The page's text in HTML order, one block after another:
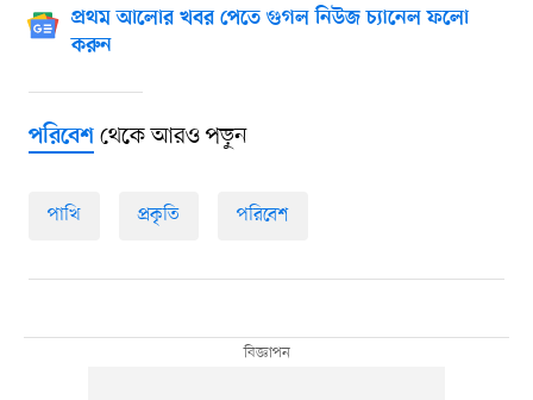
প্রথম আলোর খবর পেতে গুগল নিউজ চ্যানেল ফলো
করুন
পরিবেশথেকে আরও পড়ুন
পাখি প্রকৃতি পরিবেশ